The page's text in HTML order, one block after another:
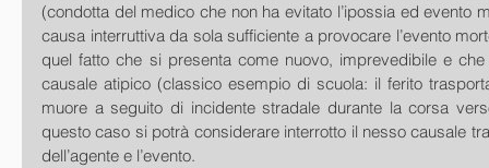
(condotta del medico che non ha evitato l’ipossia ed evento
causa interruttiva da sola sufficiente a provocare l’evento
quel fatto che si presenta come nuovo, imprevedibile e
causale atipico (classico esempio di scuola: il ferito
muore a seguito di incidente stradale durante la corsa
questo caso si potrà considerare interrotto il nesso causale
dell’agente e l’evento.